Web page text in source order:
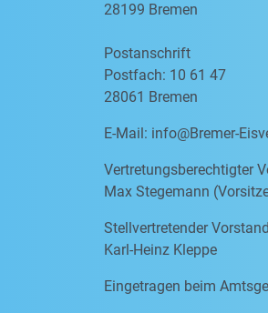
28199 Bremen
Postanschrift
Postfach: 10 61 47
28061 Bremen
E-Mail: info@Bremer-
Vertretungsberechtigter
Max Stegemann
Stellvertretender Vorstand
Karl-Heinz Kleppe
Eingetragen beim